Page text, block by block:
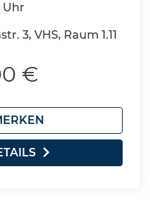
Uhr
3, VHS, Raum 1.11
€